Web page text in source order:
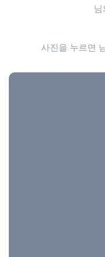
님
사진을 누르면